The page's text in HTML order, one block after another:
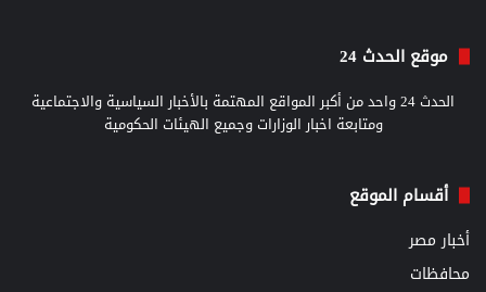
موقع الحدث 24
الحدث 24 واحد من أكبر المواقع المهتمة بالأخبار السياسية والاجتماعية
ومتابعة اخبار الوزارات وجميع الهيئات الحكومية
أقسام الموقع
أخبار مصر
محافظات